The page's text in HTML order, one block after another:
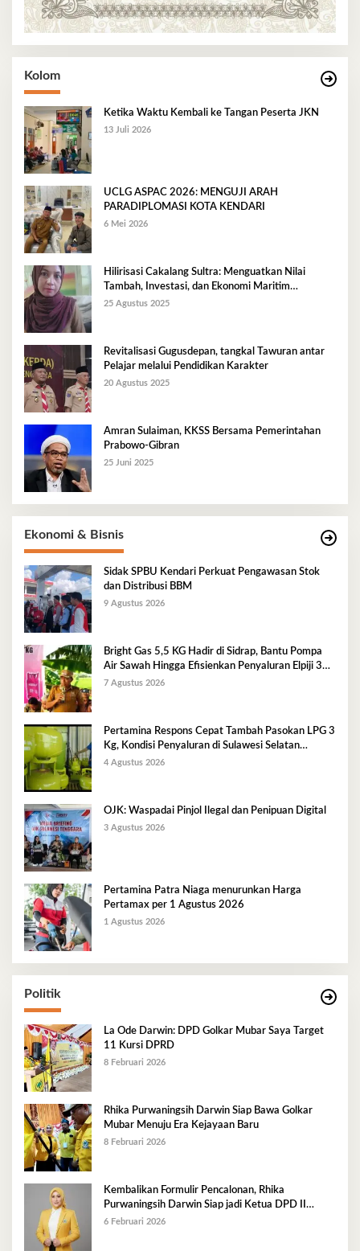
Kolom
Ketika Waktu Kembali ke Tangan Peserta JKN
13 Juli 2026
UCLG ASPAC 2026: MENGUJI ARAH
PARADIPLOMASI KOTA KENDARI
6 Mei 2026
Hilirisasi Cakalang Sultra: Menguatkan Nilai
Tambah, Investasi, dan Ekonomi Maritim
Berkelanjutan
25 Agustus 2025
Revitalisasi Gugusdepan, tangkal Tawuran antar
Pelajar melalui Pendidikan Karakter
20 Agustus 2025
Amran Sulaiman, KKSS Bersama Pemerintahan
Prabowo-Gibran
25 Juni 2025
Ekonomi & Bisnis
Sidak SPBU Kendari Perkuat Pengawasan Stok
dan Distribusi BBM
9 Agustus 2026
Bright Gas 5,5 KG Hadir di Sidrap, Bantu Pompa
Air Sawah Hingga Efisienkan Penyaluran Elpiji 3
Kg
7 Agustus 2026
Pertamina Respons Cepat Tambah Pasokan LPG 3
Kg, Kondisi Penyaluran di Sulawesi Selatan
Berlangsung Kondusif
4 Agustus 2026
OJK: Waspadai Pinjol Ilegal dan Penipuan Digital
3 Agustus 2026
Pertamina Patra Niaga menurunkan Harga
Pertamax per 1 Agustus 2026
1 Agustus 2026
Politik
La Ode Darwin: DPD Golkar Mubar Saya Target
11 Kursi DPRD
8 Februari 2026
Rhika Purwaningsih Darwin Siap Bawa Golkar
Mubar Menuju Era Kejayaan Baru
8 Februari 2026
Kembalikan Formulir Pencalonan, Rhika
Purwaningsih Darwin Siap jadi Ketua DPD II
Golkar Mubar
6 Februari 2026